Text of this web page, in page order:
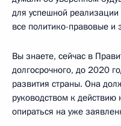
для успешной реализации
все политико-правовые и
Вы знаете, сейчас в
долгосрочного, до 2020
развития страны. Она
руководством к
опираться на уже